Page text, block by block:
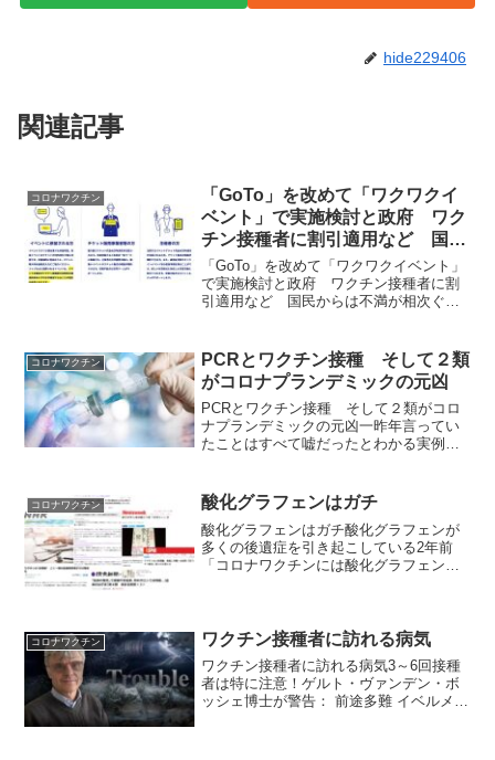
hide229406
関連記事
コロナワクチン
「GoTo」を改めて「ワクワクイ
ベント」で実施検討と政府 ワク
チン接種者に割引適用など 国民
からは不満が相次ぐ￼
「GoTo」を改めて「ワクワクイベント」
で実施検討と政府 ワクチン接種者に割
引適用など 国民からは不満が相次ぐ国
称を改め、ワクチンの「ワク」をかけて
「ワクワクイベン...
コロナワクチン
PCRとワクチン接種 そして２類
がコロナプランデミックの元凶￼
PCRとワクチン接種 そして２類がコロ
ナプランデミックの元凶一昨年言ってい
たことはすべて嘘だったとわかる実例マ
からないんじゃないのだろうかと思いま
した。日常のすべてがこ...
コロナワクチン 酸化グラフェンはガチ
酸化グラフェンはガチ酸化グラフェンが
多くの後遺症を引き起こしている2年前
「コロナワクチンには酸化グラフェンが
読売「医師の発言」で接種不安...
コロナワクチン ワクチン接種者に訪れる病気
ワクチン接種者に訪れる病気3～6回接種
者は特に注意！ゲルト・ヴァンデン・ボ
ッシェ博士が警告： 前途多難 イベルメク